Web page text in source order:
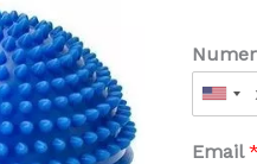
Email*